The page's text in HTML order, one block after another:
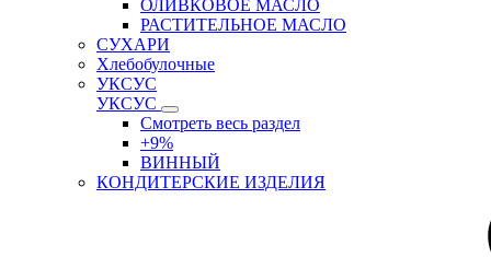
ОЛИВКОВОЕ МАСЛО
РАСТИТЕЛЬНОЕ МАСЛО
СУХАРИ
Хлебобулочные
УКСУС
УКСУС
Смотреть весь раздел
+9%
ВИННЫЙ
КОНДИТЕРСКИЕ ИЗДЕЛИЯ